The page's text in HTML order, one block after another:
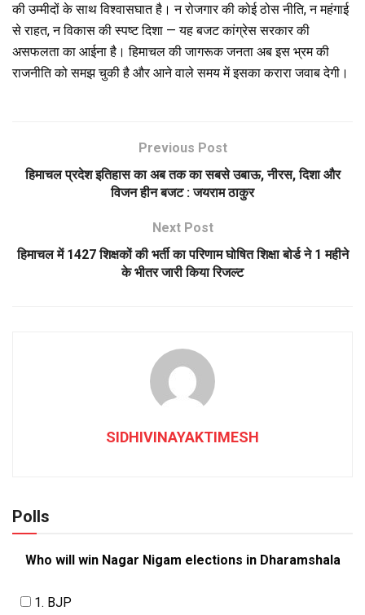
की उम्मीदों के साथ विश्वासघात है। न रोजगार की कोई ठोस नीति, न महंगाई
से राहत, न विकास की स्पष्ट दिशा — यह बजट कांग्रेस सरकार की
असफलता का आईना है। हिमाचल की जागरूक जनता अब इस भ्रम की
राजनीति को समझ चुकी है और आने वाले समय में इसका करारा जवाब देगी।
Previous Post
हिमाचल प्रदेश इतिहास का अब तक का सबसे उबाऊ, नीरस, दिशा और
विजन हीन बजट : जयराम ठाकुर
Next Post
हिमाचल में 1427 शिक्षकों की भर्ती का परिणाम घोषित शिक्षा बोर्ड ने 1 महीने
के भीतर जारी किया रिजल्ट
SIDHIVINAYAKTIMESH
Polls
Who will win Nagar Nigam elections in Dharamshala
1. BJP